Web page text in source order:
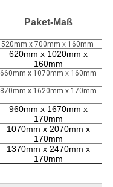
Paket-Maß
520mm x 700mm x 160mm
620mm x 1020mm x
160mm
660mm x 1070mm x 160mm
870mm x 1620mm x 170mm
960mm x 1670mm x
170mm
1070mm x 2070mm x
170mm
1370mm x 2470mm x
170mm